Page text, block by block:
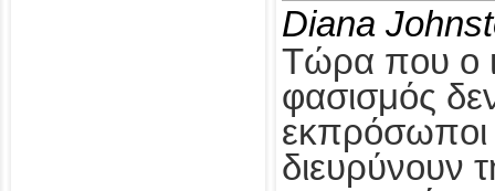
Diana
Τώρα που ο
φασισμός
εκπρόσωποι
διευρύνουν